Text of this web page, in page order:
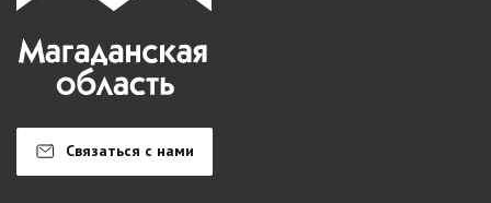
Связаться с нами